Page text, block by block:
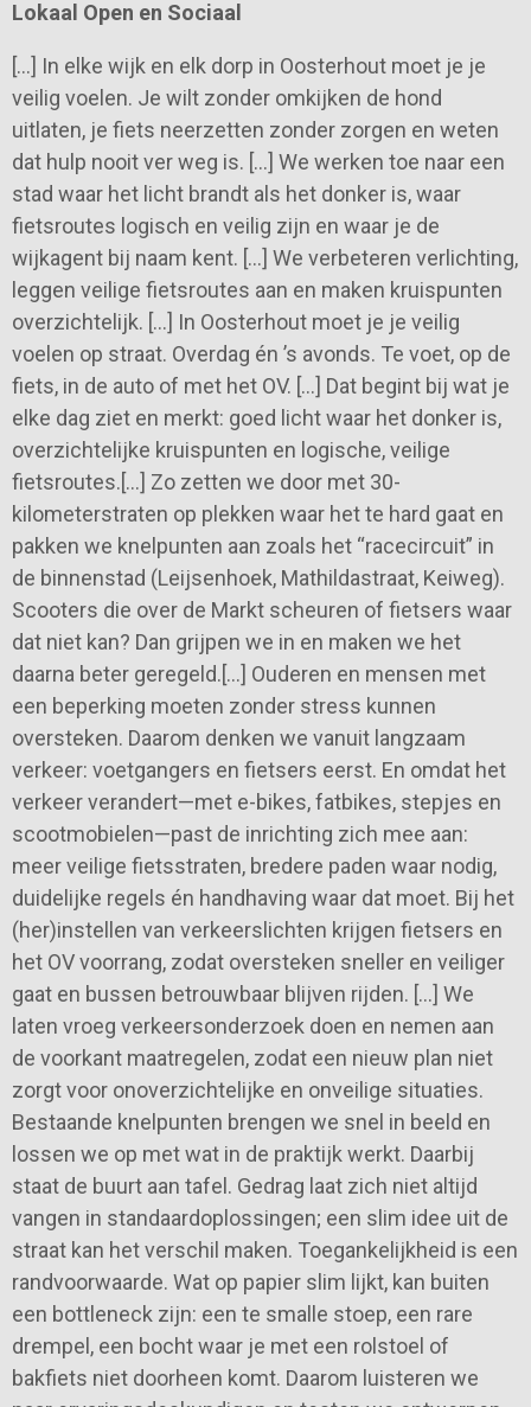
Lokaal Open en Sociaal
[…] In elke wijk en elk dorp in Oosterhout moet je je
veilig voelen. Je wilt zonder omkijken de hond
uitlaten, je fiets neerzetten zonder zorgen en weten
dat hulp nooit ver weg is. […] We werken toe naar een
stad waar het licht brandt als het donker is, waar
fietsroutes logisch en veilig zijn en waar je de
wijkagent bij naam kent. […] We verbeteren verlichting,
leggen veilige fietsroutes aan en maken kruispunten
overzichtelijk. […] In Oosterhout moet je je veilig
voelen op straat. Overdag én ’s avonds. Te voet, op de
fiets, in de auto of met het OV. […] Dat begint bij wat je
elke dag ziet en merkt: goed licht waar het donker is,
overzichtelijke kruispunten en logische, veilige
fietsroutes.[…] Zo zetten we door met 30-
kilometerstraten op plekken waar het te hard gaat en
pakken we knelpunten aan zoals het “racecircuit” in
de binnenstad (Leijsenhoek, Mathildastraat, Keiweg).
Scooters die over de Markt scheuren of fietsers waar
dat niet kan? Dan grijpen we in en maken we het
daarna beter geregeld.[…] Ouderen en mensen met
een beperking moeten zonder stress kunnen
oversteken. Daarom denken we vanuit langzaam
verkeer: voetgangers en fietsers eerst. En omdat het
verkeer verandert—met e-bikes, fatbikes, stepjes en
scootmobielen—past de inrichting zich mee aan:
meer veilige fietsstraten, bredere paden waar nodig,
duidelijke regels én handhaving waar dat moet. Bij het
(her)instellen van verkeerslichten krijgen fietsers en
het OV voorrang, zodat oversteken sneller en veiliger
gaat en bussen betrouwbaar blijven rijden. […] We
laten vroeg verkeersonderzoek doen en nemen aan
de voorkant maatregelen, zodat een nieuw plan niet
zorgt voor onoverzichtelijke en onveilige situaties.
Bestaande knelpunten brengen we snel in beeld en
lossen we op met wat in de praktijk werkt. Daarbij
staat de buurt aan tafel. Gedrag laat zich niet altijd
vangen in standaardoplossingen; een slim idee uit de
straat kan het verschil maken. Toegankelijkheid is een
randvoorwaarde. Wat op papier slim lijkt, kan buiten
een bottleneck zijn: een te smalle stoep, een rare
drempel, een bocht waar je met een rolstoel of
bakfiets niet doorheen komt. Daarom luisteren we